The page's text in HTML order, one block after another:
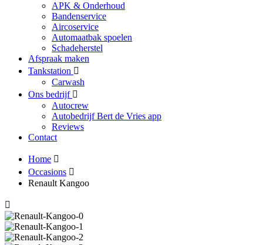
APK & Onderhoud
Bandenservice
Aircoservice
Automaatbak spoelen
Schadeherstel
Afspraak maken
Tankstation
Carwash
Ons bedrijf
Autocrew
Autobedrijf Bert de Vries app
Reviews
Contact
Home
Occasions
Renault Kangoo